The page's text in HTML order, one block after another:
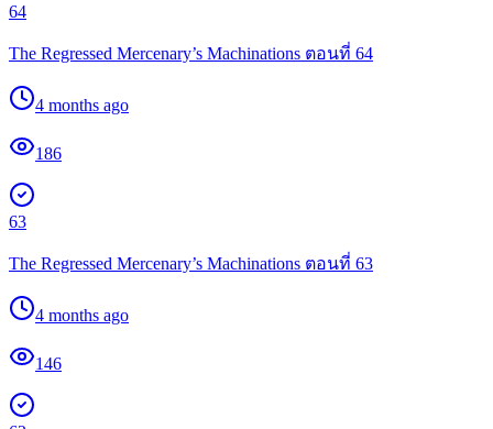
64
The Regressed Mercenary’s Machinations ตอนที่ 64
4 months ago
186
63
The Regressed Mercenary’s Machinations ตอนที่ 63
4 months ago
146